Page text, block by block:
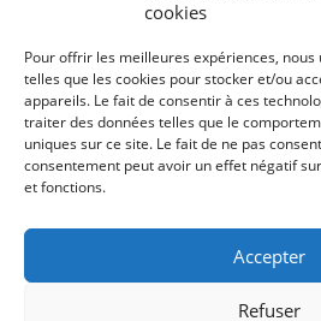
cookies
Pour offrir les meilleures expériences,
telles que les cookies pour stocker et/ou
appareils. Le fait de consentir à ces
traiter des données telles que le
uniques sur ce site. Le fait de ne pas
consentement peut avoir un effet négatif
et fonctions.
Accepter
Refuser
Presse
Billetterie
Recrutement
Mentions légales
Politique de confidentialité
SUIVEZ-NOUS